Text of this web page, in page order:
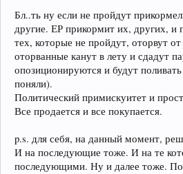
Бл..ть ну если не пройдут
другие. ЕР прикормит их, других, и
тех, которые не пройдут, оторвут
оторванные канут в лету и сдадут
опозиционируются и будут
поняли).
Политический примискуитет и
Все продается и все покупается.
p.s. для себя, на данный момент,
И на последующие тоже. И на те
последующими. Ну и далее тоже.